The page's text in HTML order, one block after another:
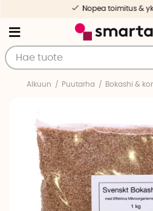
Nopea toimitus &
Alkuun Puutarha Bokashi &